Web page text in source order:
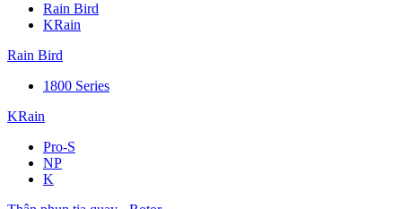
Rain Bird
KRain
Rain Bird
1800 Series
KRain
Pro-S
NP
K